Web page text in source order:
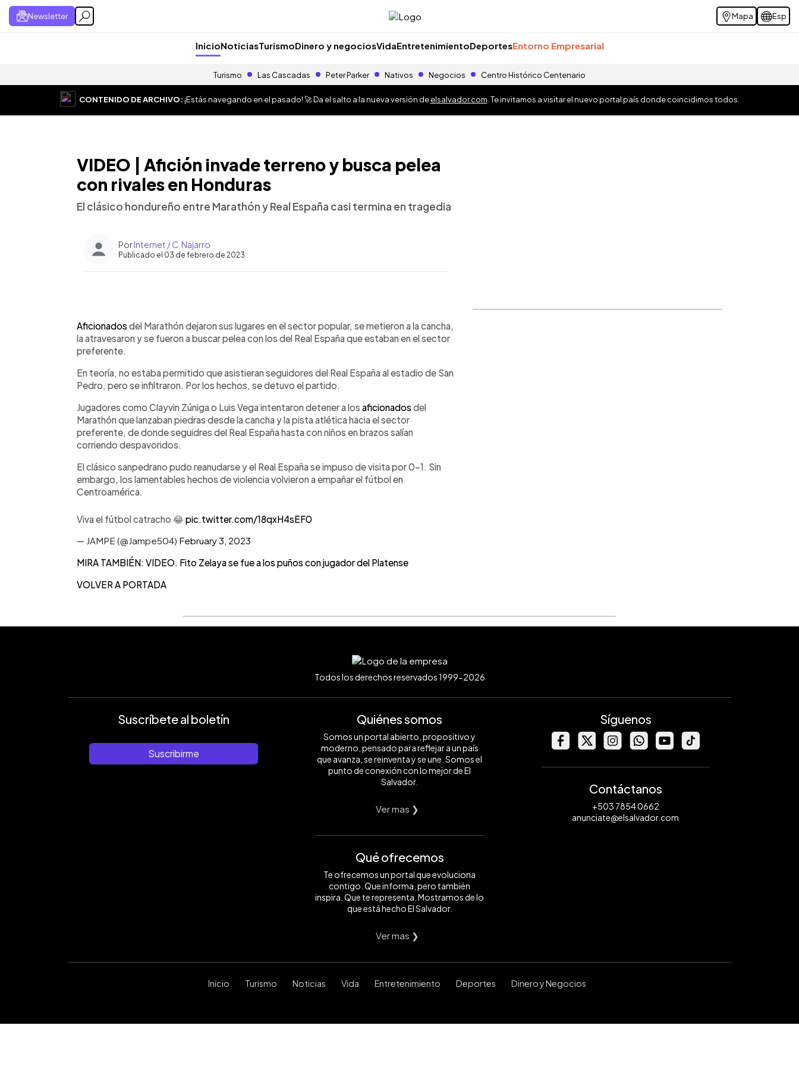
Newsletter Mapa Esp
InicioNoticiasTurismoDinero y negociosVidaEntretenimientoDeportesEntorno Empresarial
Turismo Las Cascadas Peter Parker Nativos Negocios Centro Histórico Centenario
CONTENIDO DE ARCHIVO:¡Estás navegando en el pasado! 🚀 Da el salto a la nueva versión deelsalvador.com . Te invitamos a visitar el nuevo portal país donde coincidimos todos.
VIDEO | Afición invade terreno y busca pelea
con rivales en Honduras
El clásico hondureño entre Marathón y Real España casi termina en tragedia
PorInternet / C. Najarro
Publicado el 03 de febrero de 2023
► Escuchar artículo
Aficionadosdel Marathón dejaron sus lugares en el sector popular, se metieron a la cancha,
la atravesaron y se fueron a buscar pelea con los del Real España que estaban en el sector
preferente.
En teoría, no estaba permitido que asistieran seguidores del Real España al estadio de San
Pedro, pero se infiltraron. Por los hechos, se detuvo el partido.
Jugadores como Clayvin Zúniga o Luis Vega intentaron detener a los aficionadosdel
Marathón que lanzaban piedras desde la cancha y la pista atlética hacia el sector
preferente, de donde seguidres del Real España hasta con niños en brazos salían
corriendo despavoridos.
El clásico sanpedrano pudo reanudarse y el Real España se impuso de visita por 0-1. Sin
embargo, los lamentables hechos de violencia volvieron a empañar el fútbol en
Centroamérica.
Viva el fútbol catracho 😂 pic.twitter.com/18qxH4sEF0
— JAMPE (@Jampe504) February 3, 2023
MIRA TAMBIÉN: VIDEO. Fito Zelaya se fue a los puños con jugador del Platense
VOLVER A PORTADA
Todos los derechos reservados 1999-2026
Suscríbete al boletín
Suscribirme
Quiénes somos
Somos un portal abierto, propositivo y
moderno, pensado para reflejar a un país
que avanza, se reinventa y se une. Somos el
punto de conexión con lo mejor de El
Salvador.
Ver mas ❯
Qué ofrecemos
Te ofrecemos un portal que evoluciona
contigo. Que informa, pero también
inspira. Que te representa. Mostramos de lo
que está hecho El Salvador.
Ver mas ❯
Síguenos
Contáctanos
+503 7854 0662
anunciate@elsalvador.com
Inicio Turismo Noticias Vida Entretenimiento Deportes Dinero y Negocios